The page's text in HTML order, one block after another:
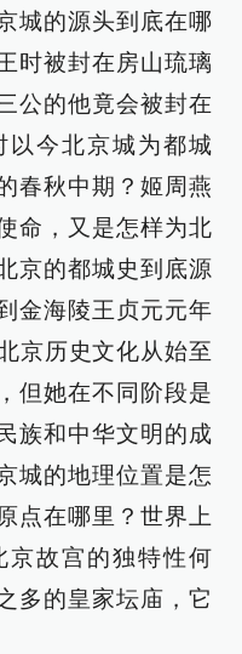
城的源头到底在哪
时被封在房山琉璃
公的他竟会被封在
以今北京城为都城
春秋中期？姬周燕
命，又是怎样为北
京的都城史到底源
金海陵王贞元元年
京历史文化从始至
但她在不同阶段是
族和中华文明的成
城的地理位置是怎
点在哪里？世界上
京故宫的独特性何
多的皇家坛庙，它